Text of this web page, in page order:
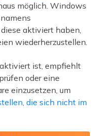
möglich. Windows
aktiviert haben,
wiederherzustellen.
ist, empfiehlt
oder eine
einzusetzen, um
die sich nicht im